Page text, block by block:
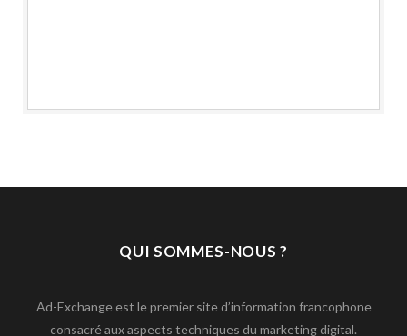
QUI SOMMES-NOUS ?
Ad-Exchange est le premier site d’information francophone
consacré aux aspects techniques du marketing digital.